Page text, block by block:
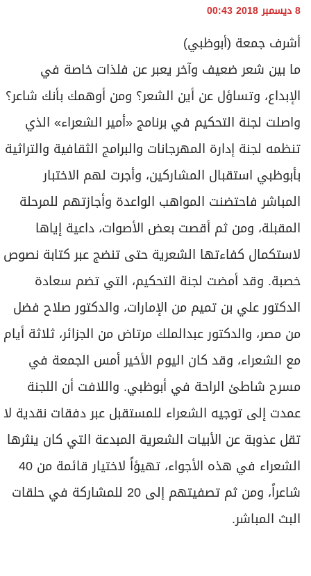
8 ديسمبر 2018 00:43
أشرف جمعة (أبوظبي)
ما بين شعر ضعيف وآخر يعبر عن فلذات خاصة في
الإبداع، وتساؤل عن أين الشعر؟ ومن أوهمك بأنك شاعر؟
واصلت لجنة التحكيم في برنامج «أمير الشعراء» الذي
تنظمه لجنة إدارة المهرجانات والبرامج الثقافية والتراثية
بأبوظبي استقبال المشاركين، وأجرت لهم الاختبار
المباشر فاحتضنت المواهب الواعدة وأجازتهم للمرحلة
المقبلة، ومن ثم أقصت بعض الأصوات، داعية إياها
لاستكمال كفاءتها الشعرية حتى تنضج عبر كتابة نصوص
خصبة. وقد أمضت لجنة التحكيم، التي تضم سعادة
الدكتور علي بن تميم من الإمارات، والدكتور صلاح فضل
من مصر، والدكتور عبدالملك مرتاض من الجزائر، ثلاثة أيام
مع الشعراء، وقد كان اليوم الأخير أمس الجمعة في
مسرح شاطئ الراحة في أبوظبي. واللافت أن اللجنة
عمدت إلى توجيه الشعراء للمستقبل عبر دفقات نقدية لا
تقل عذوبة عن الأبيات الشعرية المبدعة التي كان ينثرها
الشعراء في هذه الأجواء، تهيؤاً لاختيار قائمة من 40
شاعراً، ومن ثم تصفيتهم إلى 20 للمشاركة في حلقات
البث المباشر.